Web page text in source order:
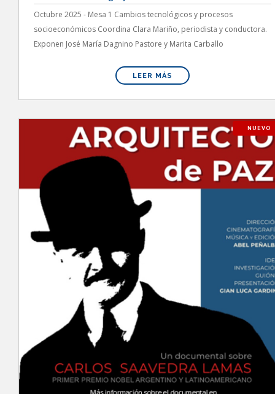
Octubre 2025 - Mesa 1 Cambios tecnológicos y procesos
socioeconómicos Coordina Clara Mariño, periodista y conductora.
Exponen José María Dagnino Pastore y Marita Carballo
LEER MÁS
NUEVO